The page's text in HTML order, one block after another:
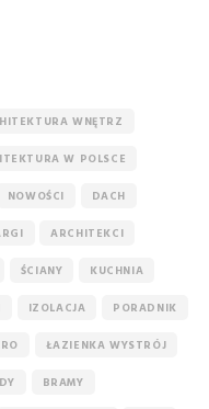
WNĘTRZ
W POLSCE
NOWOŚCI DACH
ARCHITEKCI
ŚCIANY KUCHNIA
IZOLACJA PORADNIK
ŁAZIENKA WYSTRÓJ
BRAMY